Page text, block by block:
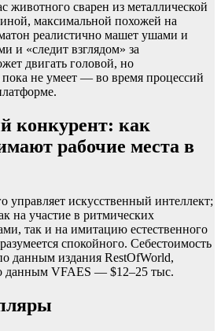
животного сварен из металлической
максимальной похожей на
реалистично машет ушами и
и «следит взглядом» за
двигать головой, но
пока не умеет — во время процессий
конкурент: как
рабочие места в
искусственный интеллект;
на участие в ритмических
так и на имитацию естественного
спокойного. Себестоимость
данным издания RestOfWorld,
данным VFAES — $12–25 тыс.